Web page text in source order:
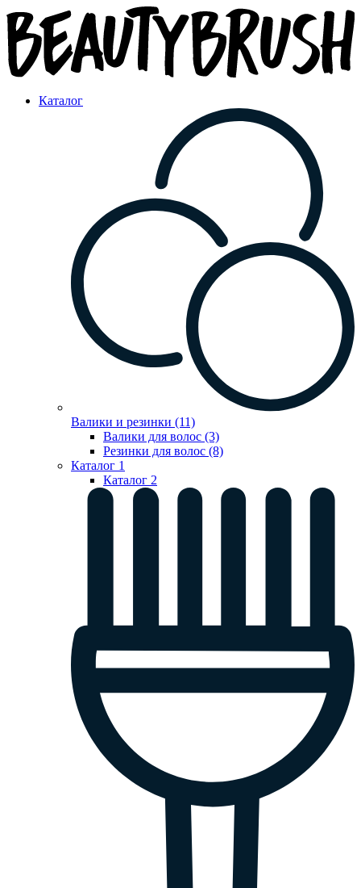
Каталог
Валики и резинки (11)
Валики для волос (3)
Резинки для волос (8)
Каталог 1
Каталог 2